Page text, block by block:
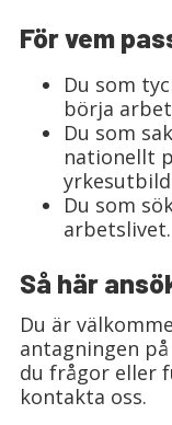
För vem
Du som
börja
Du som
nationellt
Du som
arbetslivet.
Så här
Du är
antagningen
du frågor eller
kontakta oss.